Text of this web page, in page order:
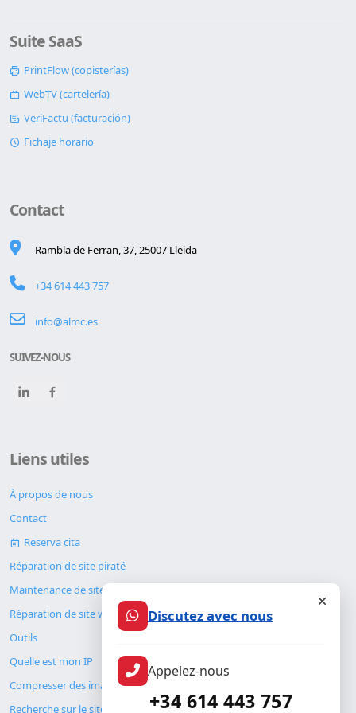
Suite SaaS
PrintFlow (copisterías)
WebTV (cartelería)
VeriFactu (facturación)
Fichaje horario
Contact
Rambla de Ferran, 37, 25007 Lleida
+34 614 443 757
info@almc.es
SUIVEZ-NOUS
Liens utiles
À propos de nous
Contact
Reserva cita
Réparation de site piraté
Maintenance de site web
Réparation de site web
Outils
Quelle est mon IP
Compresser des images
Recherche sur le site
Discutez avec nous
Appelez-nous
+34 614 443 757